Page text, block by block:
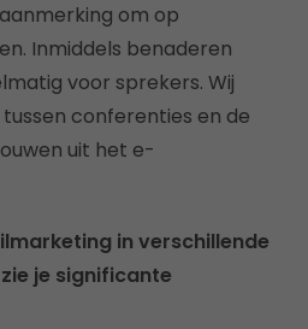
om op
Inmiddels benaderen
voor sprekers. Wij
conferenties en de
uit het e-
in verschillende
je significante